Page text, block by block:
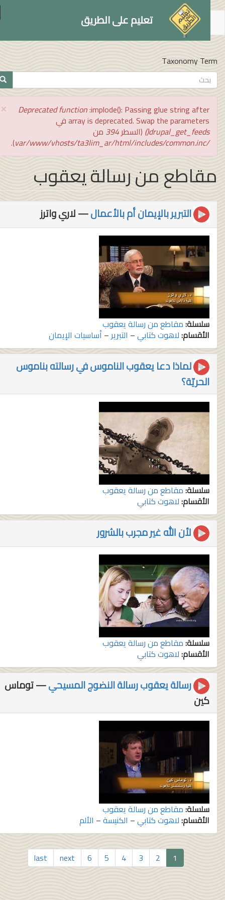
تعليم على الطريق
Taxonomy
× رسالة
الخطأ
Deprecated function:implode(): Passing glue string after
array is deprecated. Swap the parameters في
drupal_get_feeds() (السطر394من
).
من رسالة يعقوب
التبرير بالإيمان أم بالأعمال— لاري واترز
سلسلة:مقاطع من رسالة يعقوب
الأقسام:لاهوت كتابي–التبرير–أساسيات الإيمان
لماذا دعا يعقوب الناموس في رسالته بناموس
الحريّة؟
سلسلة:مقاطع من رسالة يعقوب
الأقسام:لاهوت كتابي
لأن الله غير مجرب بالشرور
سلسلة:مقاطع من رسالة يعقوب
الأقسام:لاهوت كتابي
رسالة يعقوب رسالة النضوج المسيحي— توماس
كين
سلسلة:مقاطع من رسالة يعقوب
الأقسام:لاهوت كتابي–الكنيسة–الألم
2
3
4
5
6
next
last